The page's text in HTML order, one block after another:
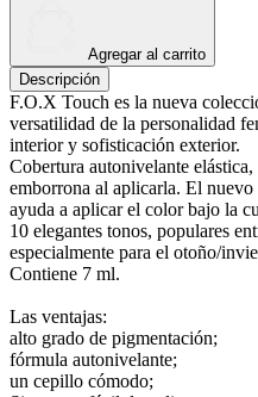
Agregar al carrito
Descripción
F.O.X Touch es la nueva
versatilidad de la personalidad
interior y sofisticación exterior.
Cobertura autonivelante
emborrona al aplicarla. El
ayuda a aplicar el color bajo la
10 elegantes tonos, populares
especialmente para el otoño/
Contiene 7 ml.
Las ventajas:
alto grado de pigmentación;
fórmula autonivelante;
un cepillo cómodo;